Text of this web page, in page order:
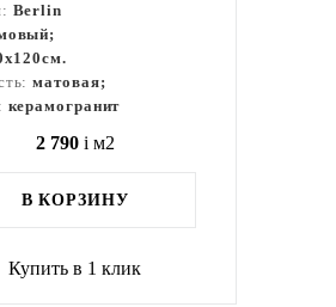
Berlin
матовая;
керамогранит
2 790 i м2
В КОРЗИНУ
Купить в 1 клик